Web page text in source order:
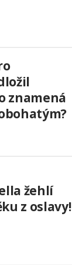
znamená
žehlí
z oslavy!